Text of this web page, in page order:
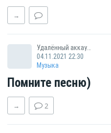
→
Удалённый аккаунт
04.11.2021 22:30
Музыка
Помните песню)
→ 2